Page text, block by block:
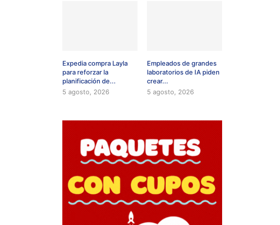
Expedia compra Layla
para reforzar la
planificación de...
5 agosto, 2026
Empleados de grandes
laboratorios de IA piden
crear...
5 agosto, 2026